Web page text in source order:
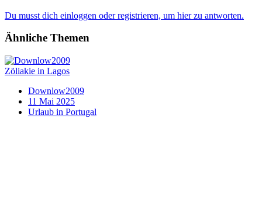
Du musst dich einloggen oder registrieren, um hier zu antworten.
Ähnliche Themen
Zöliakie in Lagos
Downlow2009
11 Mai 2025
Urlaub in Portugal